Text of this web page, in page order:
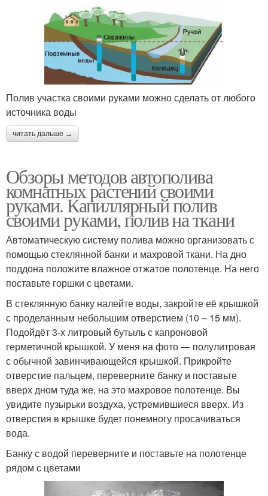
Полив участка своими руками можно сделать от любого
источника воды
читать дальше →
Обзоры методов автополива
комнатных растений своими
руками. Капиллярный полив
своими руками, полив на ткани
Автоматическую систему полива можно организовать с
помощью стеклянной банки и махровой ткани. На дно
поддона положите влажное отжатое полотенце. На него
поставьте горшки с цветами.
В стеклянную банку налейте воды, закройте её крышкой
с проделанным небольшим отверстием (10 – 15 мм).
Подойдёт 3-х литровый бутыль с капроновой
герметичной крышкой. У меня на фото — полулитровая
с обычной завинчивающейся крышкой. Прикройте
отверстие пальцем, переверните банку и поставьте
вверх дном туда же, на это махровое полотенце. Вы
увидите пузырьки воздуха, устремившиеся вверх. Из
отверстия в крышке будет понемногу просачиваться
вода.
Банку с водой переверните и поставьте на полотенце
рядом с цветами